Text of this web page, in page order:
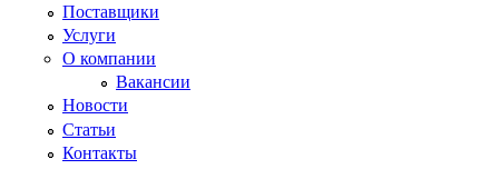
Поставщики
Услуги
О компании
Вакансии
Новости
Статьи
Контакты